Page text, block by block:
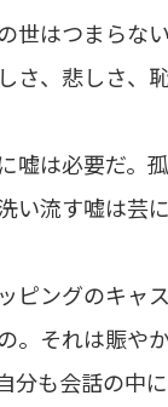
世はつまらな
さ、悲しさ、
嘘は必要だ。
い流す嘘は芸
ピングのキャ
。それは賑や
分も会話の中